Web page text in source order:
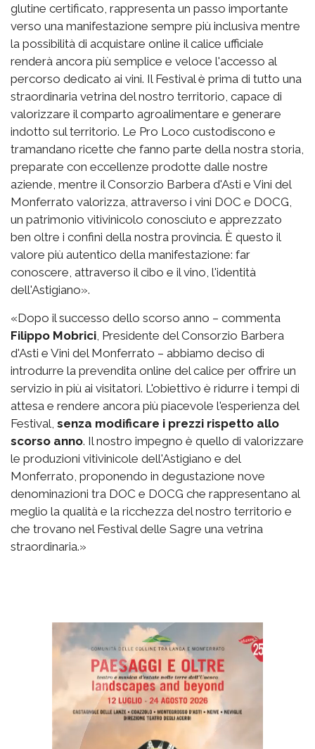
glutine certificato, rappresenta un passo importante
verso una manifestazione sempre più inclusiva mentre
la possibilità di acquistare online il calice ufficiale
renderà ancora più semplice e veloce l'accesso al
percorso dedicato ai vini. Il Festival è prima di tutto una
straordinaria vetrina del nostro territorio, capace di
valorizzare il comparto agroalimentare e generare
indotto sul territorio. Le Pro Loco custodiscono e
tramandano ricette che fanno parte della nostra storia,
preparate con eccellenze prodotte dalle nostre
aziende, mentre il Consorzio Barbera d'Asti e Vini del
Monferrato valorizza, attraverso i vini DOC e DOCG,
un patrimonio vitivinicolo conosciuto e apprezzato
ben oltre i confini della nostra provincia. È questo il
valore più autentico della manifestazione: far
conoscere, attraverso il cibo e il vino, l'identità
dell'Astigiano».
«Dopo il successo dello scorso anno – commenta
Filippo Mobrici , Presidente del Consorzio Barbera
d'Asti e Vini del Monferrato – abbiamo deciso di
introdurre la prevendita online del calice per offrire un
servizio in più ai visitatori. L'obiettivo è ridurre i tempi di
attesa e rendere ancora più piacevole l'esperienza del
Festival, senza modificare i prezzi rispetto allo
scorso anno. Il nostro impegno è quello di valorizzare
le produzioni vitivinicole dell'Astigiano e del
Monferrato, proponendo in degustazione nove
denominazioni tra DOC e DOCG che rappresentano al
meglio la qualità e la ricchezza del nostro territorio e
che trovano nel Festival delle Sagre una vetrina
straordinaria.»